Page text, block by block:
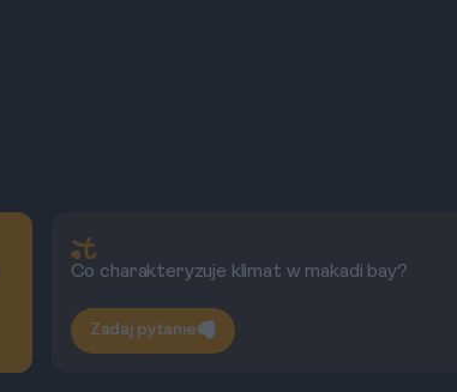
Co charakteryzuje klimat w makadi bay?
Zadaj pytanie